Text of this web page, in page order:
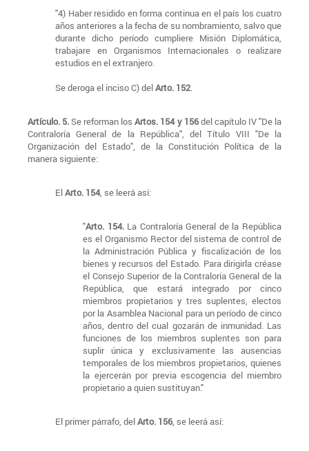
"4) Haber residido en forma continua en el país los cuatro
años anteriores a la fecha de su nombramiento, salvo que
durante dicho período cumpliere Misión Diplomática,
trabajare en Organismos Internacionales o realizare
estudios en el extranjero.
Se deroga el inciso C) delArto. 152.
Artículo. 5.Se reforman losArtos. 154 y 156del capítulo IV "De la
Contraloría General de la República", del Título VIII "De la
Organización del Estado", de la Constitución Política de la
manera siguiente:
ElArto. 154, se leerá así:
"Arto. 154.La Contraloría General de la República
es el Organismo Rector del sistema de control de
la Administración Pública y fiscalización de los
bienes y recursos del Estado. Para dirigirla créase
el Consejo Superior de la Contraloría General de la
República, que estará integrado por cinco
miembros propietarios y tres suplentes, electos
por la Asamblea Nacional para un período de cinco
años, dentro del cual gozarán de inmunidad. Las
funciones de los miembros suplentes son para
suplir única y exclusivamente las ausencias
temporales de los miembros propietarios, quienes
la ejercerán por previa escogencia del miembro
propietario a quien sustituyan."
El primer párrafo, delArto. 156, se leerá así: